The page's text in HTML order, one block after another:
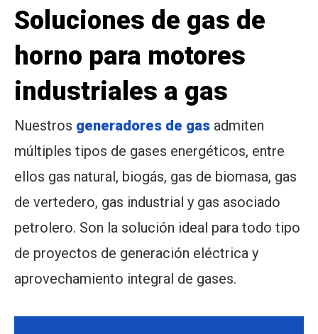
Soluciones de gas de
horno para motores
industriales a gas
Nuestros generadores de gas admiten
múltiples tipos de gases energéticos, entre
ellos gas natural, biogás, gas de biomasa, gas
de vertedero, gas industrial y gas asociado
petrolero. Son la solución ideal para todo tipo
de proyectos de generación eléctrica y
aprovechamiento integral de gases.